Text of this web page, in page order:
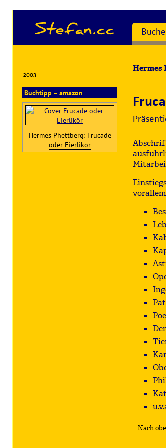
Stefan.cc
Hermes
Nach
2003
Buchtipp – amazon
Hermes Phettberg: Frucade
oder Eierlikör